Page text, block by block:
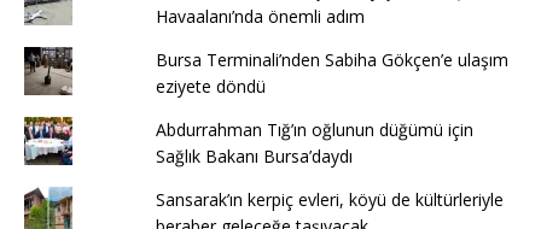
Havaalanı’nda önemli adım
Bursa Terminali’nden Sabiha Gökçen’e ulaşım
eziyete döndü
Abdurrahman Tığ’ın oğlunun düğümü için
Sağlık Bakanı Bursa’daydı
Sansarak’ın kerpiç evleri, köyü de kültürleriyle